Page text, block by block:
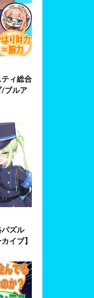
ィ総合
/ブルア
パズル
イブ】